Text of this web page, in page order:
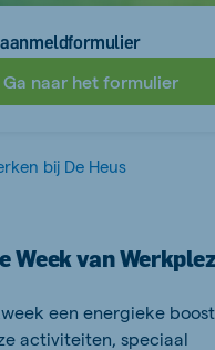
Ga naar het formulier
bij De Heus
Week van
een energieke
activiteiten, speciaal